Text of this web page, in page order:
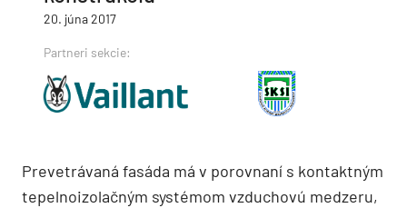
20. júna 2017
Partneri sekcie:
Prevetrávaná fasáda má v porovnaní s kontaktným
tepelnoizolačným systémom vzduchovú medzeru,